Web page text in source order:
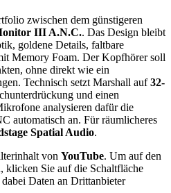
zwischen dem günstigeren
III A.N.C.. Das Design bleibt
goldene Details, faltbare
Memory Foam. Der Kopfhörer soll
ohne direkt wie ein
Technisch setzt Marshall auf32-
und einen
analysieren dafür die
automatisch an. Für räumlicheres
Spatial Audio.
von YouTube. Um auf den
klicken Sie auf die Schaltfläche
Daten an Drittanbieter